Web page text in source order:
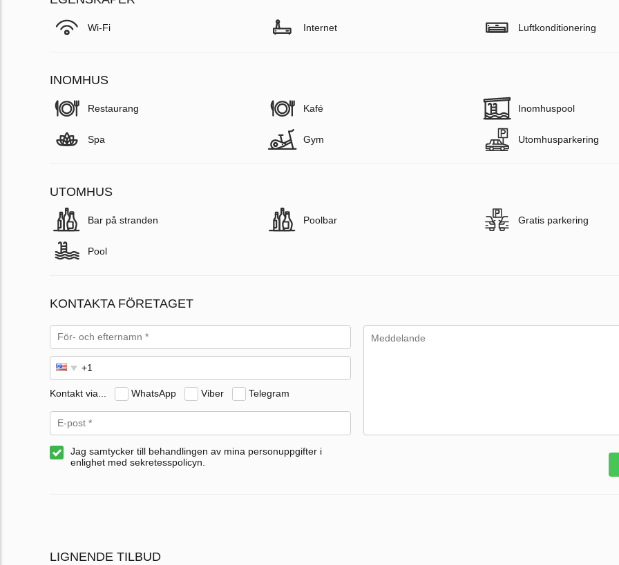
Wi-Fi Internet Luftkonditionering
INOMHUS
Restaurang Kafé Inomhuspool
Spa Gym Utomhusparkering
UTOMHUS
Bar på stranden Poolbar Gratis parkering
Pool
KONTAKTA FÖRETAGET
Kontakt via... WhatsApp Viber Telegram
Jag samtycker till behandlingen av mina personuppgifter i
enlighet med sekretesspolicyn.
LIGNENDE TILBUD